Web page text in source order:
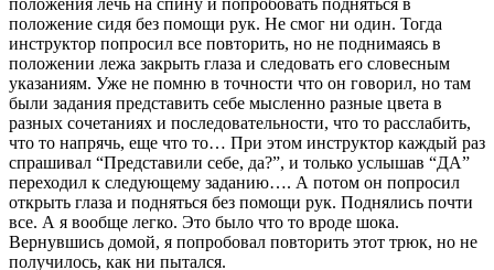
положение сидя без помощи рук. Не смог ни один. Тогда
инструктор попросил все повторить, но не поднимаясь в
положении лежа закрыть глаза и следовать его словесным
указаниям. Уже не помню в точности что он говорил, но там
были задания представить себе мысленно разные цвета в
разных сочетаниях и последовательности, что то расслабить,
что то напрячь, еще что то… При этом инструктор каждый раз
спрашивал “Представили себе, да?”, и только услышав “ДА”
переходил к следующему заданию…. А потом он попросил
открыть глаза и подняться без помощи рук. Поднялись почти
все. А я вообще легко. Это было что то вроде шока.
Вернувшись домой, я попробовал повторить этот трюк, но не
получилось, как ни пытался.